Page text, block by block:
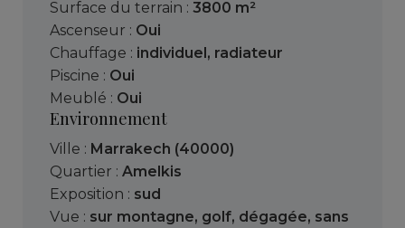
Surface du terrain : 3800 m²
Ascenseur : Oui
Chauffage : individuel , radiateur
Piscine : Oui
Meublé : Oui
Environnement
Ville : Marrakech (40000)
Quartier : Amelkis
Exposition : sud
Vue : sur montagne, golf, dégagée, sans